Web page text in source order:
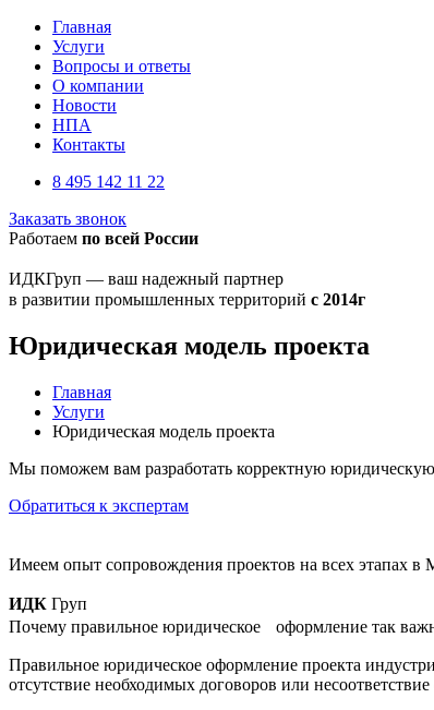
Главная
Услуги
Вопросы и ответы
О компании
Новости
НПА
Контакты
8 495 142 11 22
Заказать звонок
Работаем по всей России
ИДКГруп — ваш надежный партнер
в развитии промышленных территорий с 2014г
Юридическая модель проекта
Главная
Услуги
Юридическая модель проекта
Мы поможем вам разработать корректную юридическую
Обратиться к экспертам
Имеем опыт сопровождения проектов на всех этапах
ИДК Груп
Почему правильное юридическое оформление так
Правильное юридическое оформление проекта
отсутствие необходимых договоров или